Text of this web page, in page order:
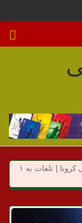
آخرین آمار از شیوع جهانی کرونا | تلفات به ۱